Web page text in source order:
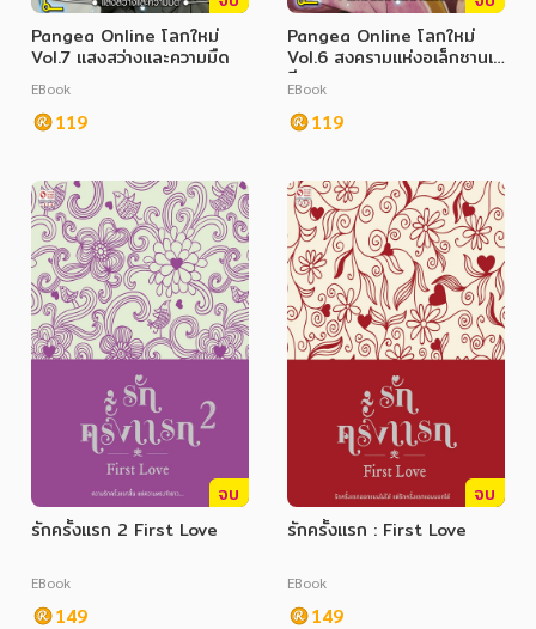
Pangea Online โลกใหม่
Vol.7 แสงสว่างและความมืด
EBook
119
Pangea Online โลกใหม่
Vol.6 สงครามแห่งอเล็กซานเด
รีย
EBook
119
จบ
รักครั้งแรก 2 First Love
EBook
149
จบ
รักครั้งแรก : First Love
EBook
149